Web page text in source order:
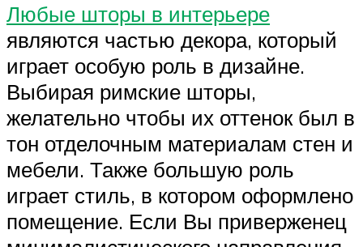
Любые шторы в интерьере
являются частью декора, который
играет особую роль в дизайне.
Выбирая римские шторы,
желательно чтобы их оттенок был в
тон отделочным материалам стен и
мебели. Также большую роль
играет стиль, в котором оформлено
помещение. Если Вы приверженец